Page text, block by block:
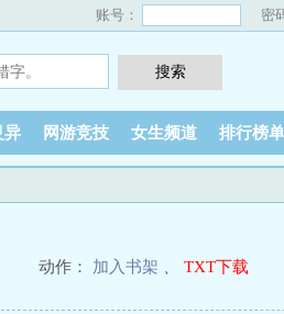
账号： 密
异 网游竞技 女生频道 排行榜单
动作： 加入书架
TXT下载